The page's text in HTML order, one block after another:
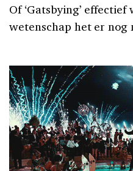
Of ‘Gatsbying’
wetenschap het er